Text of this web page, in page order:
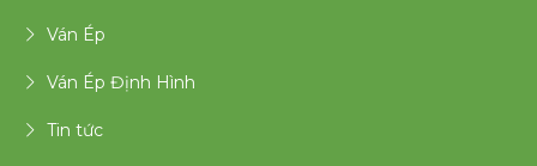
Ván Ép
Ván Ép Định Hình
Tin tức